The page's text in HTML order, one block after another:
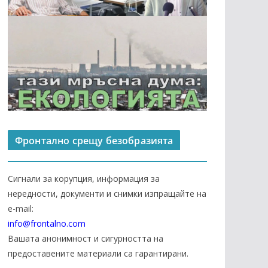
Фронтално срещу безобразията
Сигнали за корупция, информация за
нередности, документи и снимки изпращайте на
е-mail:
info@frontalno.com
Вашата анонимност и сигурността на
предоставените материали са гарантирани.